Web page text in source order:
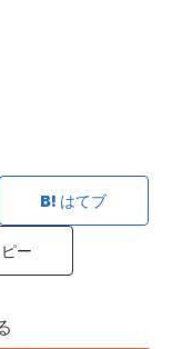
はてブ
ー